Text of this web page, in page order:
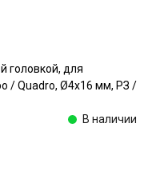
головкой, для
/ Quadro, Ø4х16 мм, РЗ /
В наличии